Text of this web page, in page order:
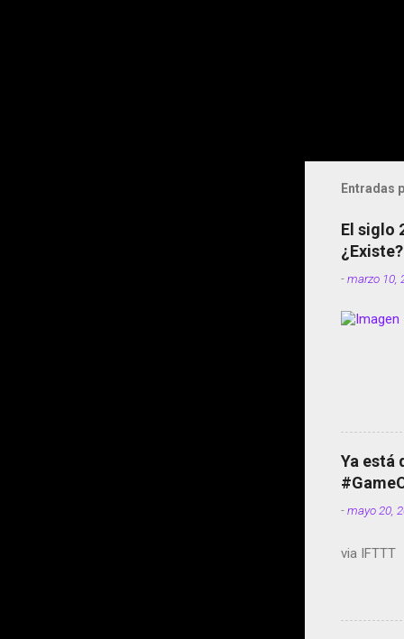
Entradas
El siglo
¿Existe?
-marzo 10,
Ya está
-mayo 20,
via IFTTT